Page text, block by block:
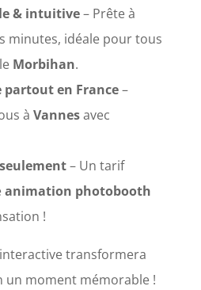
& intuitive– Prête à
minutes, idéale pour tous
Morbihan.
partout en France–
à Vannesavec
– Un tarif
animation photobooth
!
transformera
un moment mémorable !